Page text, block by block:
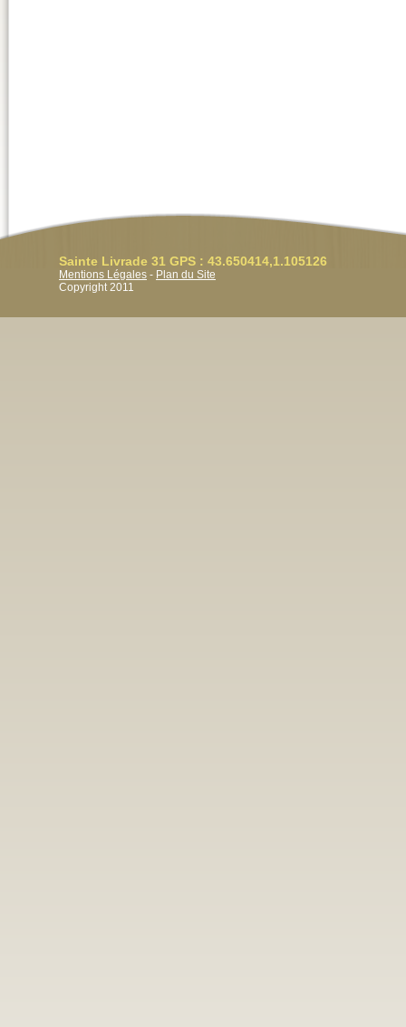
Sainte Livrade 31 GPS : 43.650414,1.105126
Mentions Légales - Plan du Site
Copyright 2011